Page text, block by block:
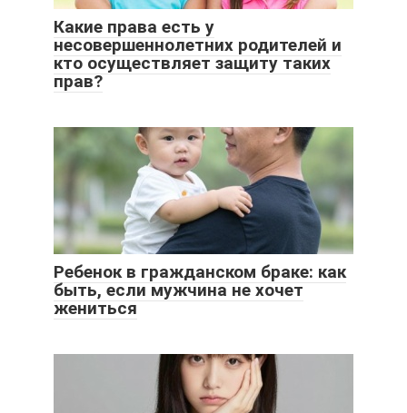
Какие права есть у
несовершеннолетних родителей и
кто осуществляет защиту таких
прав?
Ребенок в гражданском браке: как
быть, если мужчина не хочет
жениться